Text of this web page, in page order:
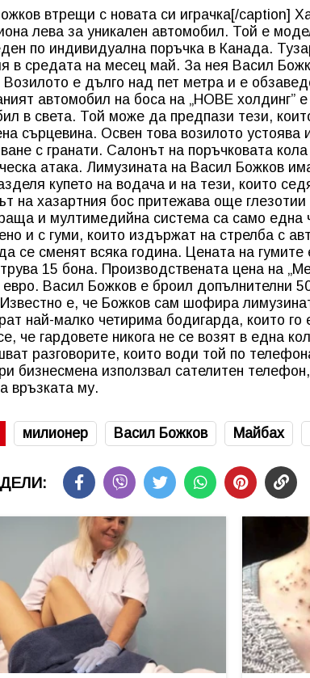
втрещи с новата си играчка[/caption]
лева за уникален автомобил. Той е
по индивидуална поръчка в Канада.
в средата на месец май. За нея Васил
е дълго над пет метра и е
автомобил на боса на „НОВЕ холдинг”
в света. Той може да предпази тези,
сърцевина. Освен това возилото
с гранати. Салонът на поръчковата
атака. Лимузината на Васил Божков
купето на водача и на тези, които
на хазартния бос притежава още
и мултимедийна система са само една
и с гуми, които издържат на стрелба с
се сменят всяка година. Цената на
15 бона. Производствената цена на
Васил Божков е броил допълнителни
е, че Божков сам шофира
най-малко четирима бодигарда, които
че гардовете никога не се возят в една
разговорите, които води той по
бизнесмена използвал сателитен
връзката му.
милионер Васил Божков Майбах